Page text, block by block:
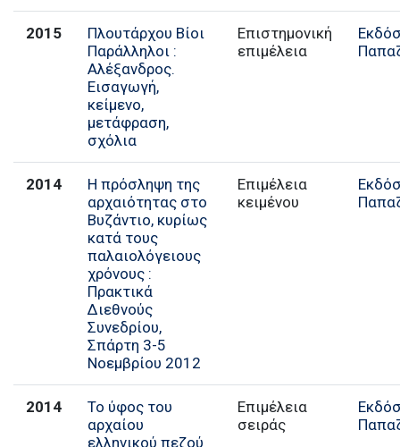
2015
Πλουτάρχου Βίοι
Παράλληλοι :
Αλέξανδρος.
Εισαγωγή,
κείμενο,
μετάφραση,
σχόλια
Επιστημονική
επιμέλεια
2014
Η πρόσληψη της
αρχαιότητας στο
Βυζάντιο, κυρίως
κατά τους
παλαιολόγειους
χρόνους :
Πρακτικά
Διεθνούς
Συνεδρίου,
Σπάρτη 3-5
Νοεμβρίου 2012
Επιμέλεια
κειμένου
2014
Το ύφος του
αρχαίου
ελληνικού πεζού
Επιμέλεια
σειράς